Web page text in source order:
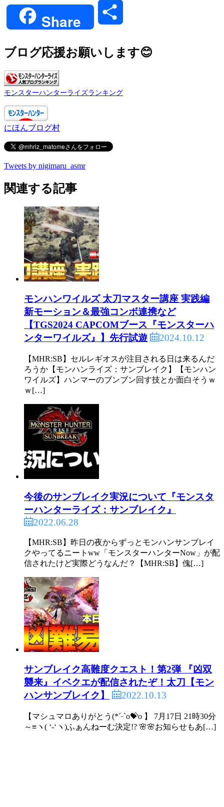
Share
ブログ応援お願いします😊
モンスターハンターライズランキング
にほんブログ村
Tweets by nigimaru_asmr
関連する記事
モンハンワイルズ 太刀マスター講座 実践編
新モーション＆最強コンボ連携など
【TGS2024 CAPCOMブース『モンスターハ
ンターワイルズ』】先行試遊
2024.10.12
【MHR:SB】セルレギオスが注目される日は来るんだ
ろうか【モンハンライズ：サンブレイク】【モンハン
ワイルズ】ハンマーのブンブン回す技とか面白そうｗ
ｗ[…]
今後のサンブレイク実況について『モンスタ
ーハンターライズ：サンブレイク』
2022.06.28
【MHR:SB】昨日の夜からずっとモンハンサンブレイ
クやってるニートww「モンスターハンターNow」が配
信されたけど実際どうなんだ？【MHR:SB】傀[…]
サンブレイク高難度クエスト！第2弾 『凶双
襲来』イベクエが配信されたぞ！太刀【モン
ハンサンブレイク】
2022.10.13
【マシュマロありがとう(*ˊᵕˋo💝o 】 7月17日 21時30分
～≡ヽ( ‘-‘ヽ)ふぁんねーむ決定!? 🌸🌸お知らせもあ[…]